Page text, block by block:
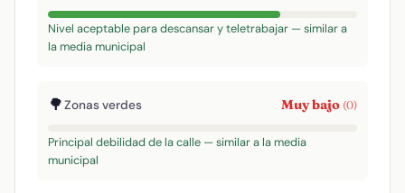
Nivel aceptable para descansar y teletrabajar — similar a
la media municipal
🌳Zonas verdes Muy bajo (0)
Principal debilidad de la calle — similar a la media
municipal